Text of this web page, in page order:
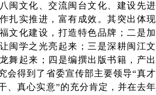
闽文化、交流闽台文化、建设先进
扎实推进，富有成效。其突出体现
文化建设，打造特色品牌；二是加
闽学之光亮起来；三是深耕闽江文
舞起来；四是编撰出版书籍，产出
会得到了省委宣传部主要领导“真才
、真心实意”的充分肯定，并在去年